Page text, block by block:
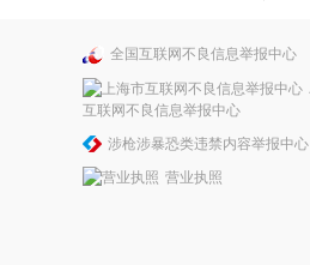
全国互联网不良信息举报中心
互联网不良信息举报中心
涉枪涉暴恐类违禁内容举报中心
营业执照